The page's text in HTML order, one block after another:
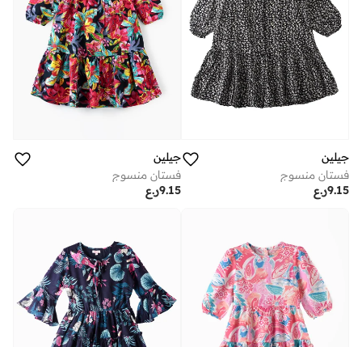
جيلين
فستان منسوج
ر.ع9.15
جيلين
فستان منسوج
ر.ع9.15